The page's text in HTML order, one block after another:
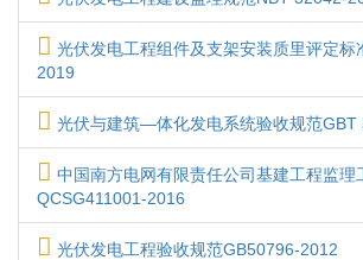
光伏发电工程组件及支架安装质里评定标
2019
光伏与建筑—体化发电系统验收规范GBT
中国南方电网有限责任公司基建工程监理
QCSG411001-2016
光伏发电工程验收规范GB50796-2012